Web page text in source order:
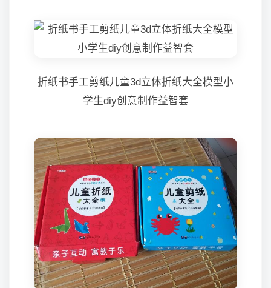
折纸书手工剪纸儿童3d立体折纸大全模型小
学生diy创意制作益智套